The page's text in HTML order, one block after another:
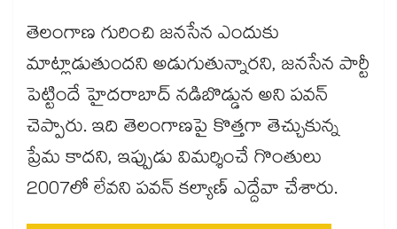
తెలంగాణ గురించి జనసేన ఎందుకు
మాట్లాడుతుందని అడుగుతున్నారని, జనసేన పార్టీ
పెట్టిందే హైదరాబాద్‌ నడిబొడ్డున అని పవన్
చెప్పారు. ఇది తెలంగాణపై కొత్తగా తెచ్చుకున్న
ప్రేమ కాదని, ఇప్పుడు విమర్శించే గొంతులు
2007లో లేవని పవన్‌ కల్యాణ్‌ ఎద్దేవా చేశారు.